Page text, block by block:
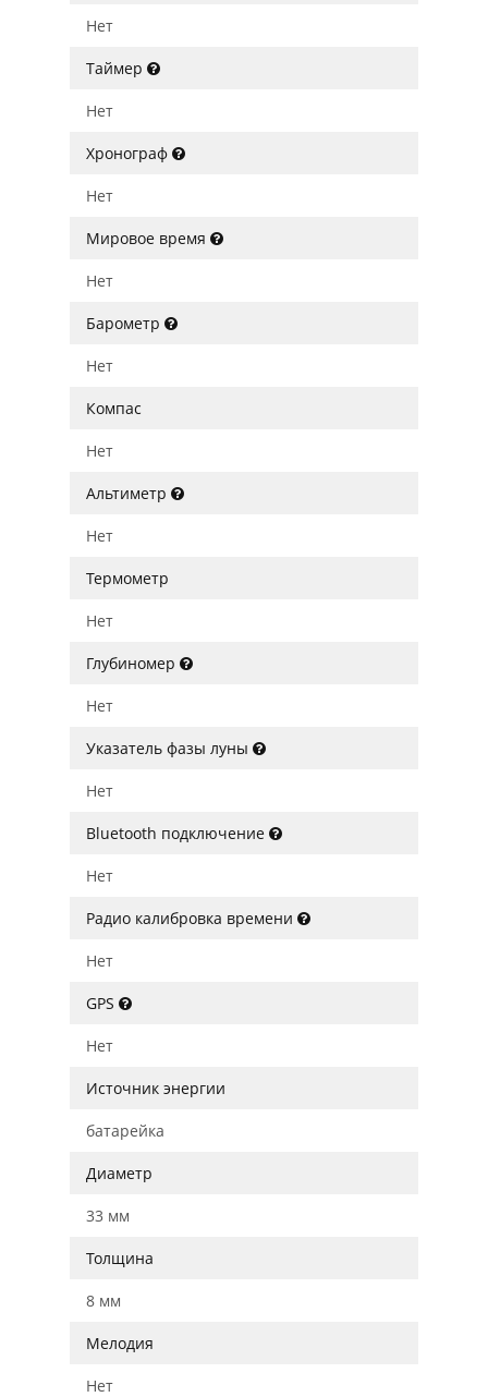
Нет
Таймер
Нет
Хронограф
Нет
Мировое время
Нет
Барометр
Нет
Компас
Нет
Альтиметр
Нет
Термометр
Нет
Глубиномер
Нет
Указатель фазы луны
Нет
Bluetooth подключение
Нет
Радио калибровка времени
Нет
GPS
Нет
Источник энергии
батарейка
Диаметр
33 мм
Толщина
8 мм
Мелодия
Нет